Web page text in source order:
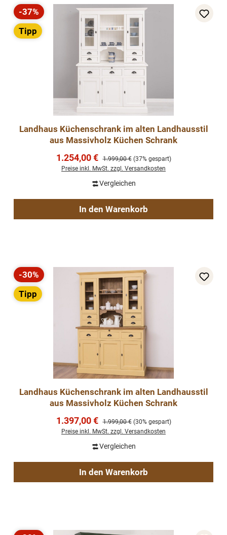
Rabatt
-37%
Tipp
Landhaus Küchenschrank im alten Landhausstil
aus Massivholz Küchen Schrank
Verkaufspreis:
1.254,00 € Regulärer Preis:
1.999,00 € (37% gespart)
Preise inkl. MwSt. zzgl. Versandkosten
Vergleichen
In den Warenkorb
Rabatt
-30%
Tipp
Landhaus Küchenschrank im alten Landhausstil
aus Massivholz Küchen Schrank
Verkaufspreis:
1.397,00 € Regulärer Preis:
1.999,00 € (30% gespart)
Preise inkl. MwSt. zzgl. Versandkosten
Vergleichen
In den Warenkorb